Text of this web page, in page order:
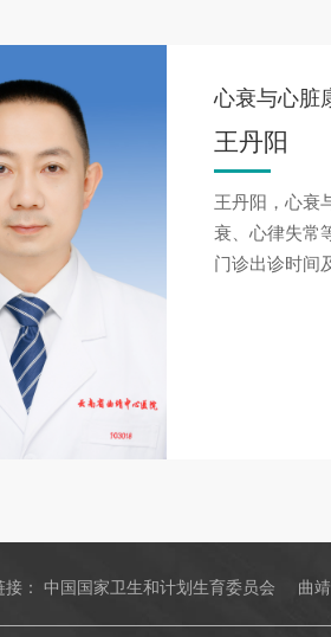
心衰与心脏
王丹阳
王丹阳，心衰
衰、心律失常
门诊出诊时间
接：中国国家卫生和计划生育委员会 曲